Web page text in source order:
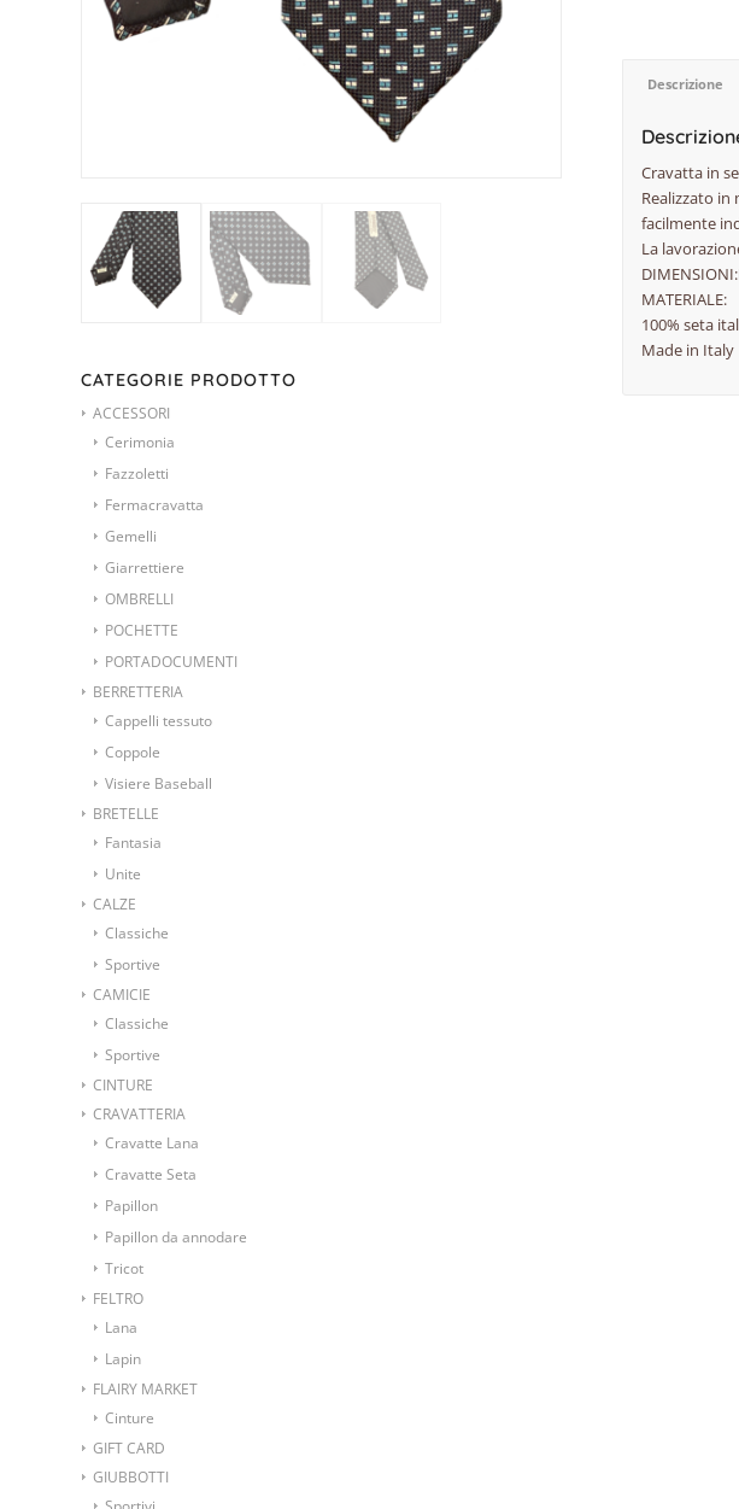
CATEGORIE PRODOTTO
ACCESSORI
Cerimonia
Fazzoletti
Fermacravatta
Gemelli
Giarrettiere
OMBRELLI
POCHETTE
PORTADOCUMENTI
BERRETTERIA
Cappelli tessuto
Coppole
Visiere Baseball
BRETELLE
Fantasia
Unite
CALZE
Classiche
Sportive
CAMICIE
Classiche
Sportive
CINTURE
CRAVATTERIA
Cravatte Lana
Cravatte Seta
Papillon
Papillon da annodare
Tricot
FELTRO
Lana
Lapin
FLAIRY MARKET
Cinture
GIFT CARD
GIUBBOTTI
Descrizione
Cravatta in
Realizzato in
facilmente
La
MATERIALE:
100% seta
Made in Italy